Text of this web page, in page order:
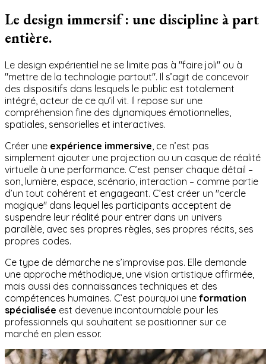
Le design immersif : une discipline à part
entière.
Le design expérientiel ne se limite pas à "faire joli" ou à
"mettre de la technologie partout". Il s’agit de concevoir
des dispositifs dans lesquels le public est totalement
intégré, acteur de ce qu’il vit. Il repose sur une
compréhension fine des dynamiques émotionnelles,
spatiales, sensorielles et interactives.
Créer une expérience immersive , ce n’est pas
simplement ajouter une projection ou un casque de réalité
virtuelle à une performance. C’est penser chaque détail –
son, lumière, espace, scénario, interaction – comme partie
d’un tout cohérent et engageant. C’est créer un "cercle
magique" dans lequel les participants acceptent de
suspendre leur réalité pour entrer dans un univers
parallèle, avec ses propres règles, ses propres récits, ses
propres codes.
Ce type de démarche ne s’improvise pas. Elle demande
une approche méthodique, une vision artistique affirmée,
mais aussi des connaissances techniques et des
compétences humaines. C’est pourquoi une formation
spécialisée est devenue incontournable pour les
professionnels qui souhaitent se positionner sur ce
marché en plein essor.